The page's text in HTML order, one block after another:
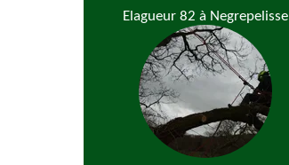
Elagueur 82 à Negrepelisse